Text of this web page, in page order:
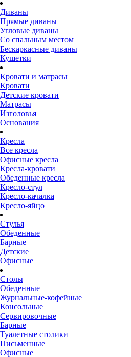
Диваны
Прямые диваны
Угловые диваны
Со спальным местом
Бескаркасные диваны
Кушетки
Кровати и матрасы
Кровати
Детские кровати
Матрасы
Изголовья
Основания
Кресла
Все кресла
Офисные кресла
Кресла-кровати
Обеденные кресла
Кресло-стул
Кресло-качалка
Кресло-яйцо
Стулья
Обеденные
Барные
Детские
Офисные
Столы
Обеденные
Журнальные-кофейные
Консольные
Сервировочные
Барные
Туалетные столики
Письменные
Офисные